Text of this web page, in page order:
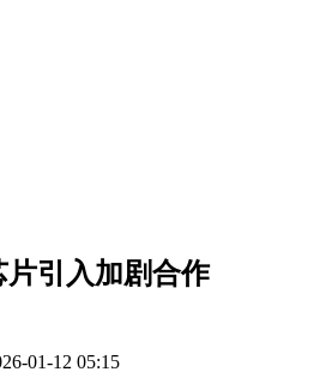
片引入加剧合作
01-12 05:15